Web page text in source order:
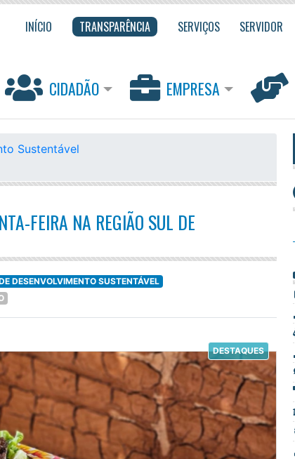
INÍCIO TRANSPARÊNCIA SERVIÇOS SERVIDOR
CIDADÃO EMPRESA
Sustentável
FEIRA NA REGIÃO SUL DE
DESENVOLVIMENTO SUSTENTÁVEL
DESTAQUES